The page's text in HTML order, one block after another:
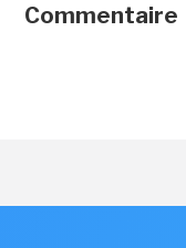
Commentaire